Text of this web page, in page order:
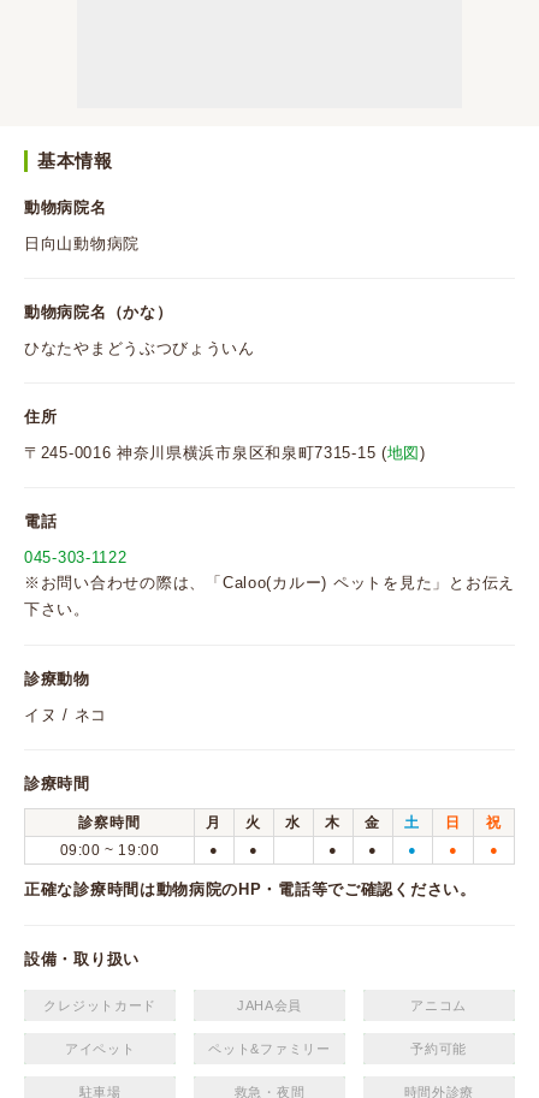
基本情報
動物病院名
日向山動物病院
動物病院名（かな）
ひなたやまどうぶつびょういん
住所
〒245-0016 神奈川県横浜市泉区和泉町7315-15 (地図)
電話
045-303-1122
※お問い合わせの際は、「Caloo(カルー) ペットを見た」とお伝え
下さい。
診療動物
イヌ / ネコ
診療時間
診察時間 月 火 水 木 金 土 日
祝
09:00 ~ 19:00
● ● ● ● ● ● ●
正確な診療時間は動物病院のHP・電話等でご確認ください。
設備・取り扱い
クレジットカード JAHA会員 アニコム
アイペット ペット&ファミリー 予約可能
駐車場 救急・夜間 時間外診療